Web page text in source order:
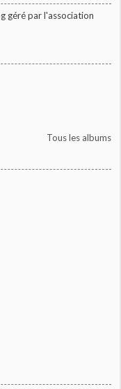
géré par l'association
Tous les albums